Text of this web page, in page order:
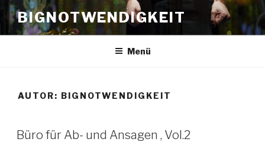
Zum
Inhalt
springen
BIGNOTWENDIGKEIT
Menü
AUTOR: BIGNOTWENDIGKEIT
VERÖFFENTLICHT
AM
Büro für Ab- und Ansagen , Vol.2